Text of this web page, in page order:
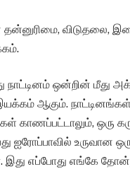
விடுதலை,
நாட்டினம் ஒன்றின் மீது
ஆகும்.
காணப்பட்டாலும்,
ஐரோப்பாவில்
எப்போது எங்கே